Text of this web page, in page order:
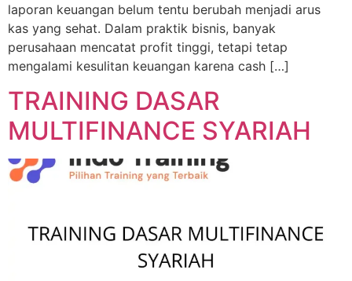
laporan keuangan belum tentu berubah menjadi arus
kas yang sehat. Dalam praktik bisnis, banyak
perusahaan mencatat profit tinggi, tetapi tetap
mengalami kesulitan keuangan karena cash […]
TRAINING DASAR
MULTIFINANCE SYARIAH